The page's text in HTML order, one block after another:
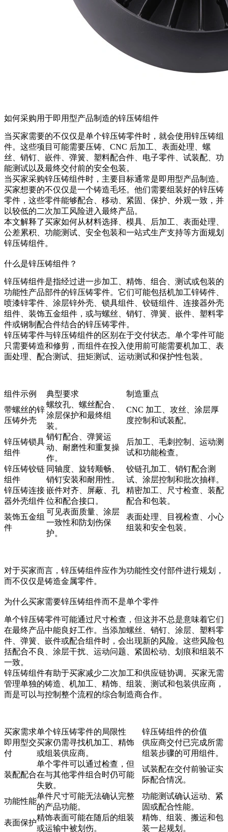
如何采购用于即用型产品制造的锌压铸组件
当买家需要的不仅仅是单个锌压铸零件时，就会使用锌压铸组
件。这些项目可能需要压铸、CNC 后加工、表面处理、螺
丝、销钉、嵌件、弹簧、塑料配合件、电子零件、试装配、功
能测试以及最终交付前的安全包装。
当买家采购锌压铸组件时，主要目标通常是即用型产品制造。
买家想要的不仅仅是一个铸造毛坯。他们需要组装好的锌压铸
零件，这些零件能够配合、移动、紧固、保护、外观一致，并
以较低的二次加工风险进入最终产品。
本文解释了买家如何从材料选择、模具、后加工、表面处理、
公差累积、功能测试、安全包装和一站式生产支持等方面规划
锌压铸组件。
什么是锌压铸组件？
锌压铸组件是指经过进一步加工、精饰、组合、测试或包装的
功能性产品部件的锌压铸零件。它们可能包括机加工锌铸件、
喷漆锌零件、涂层锌外壳、锁具组件、铰链组件、连接器外壳
组件、装饰五金组件，或与螺丝、销钉、弹簧、嵌件、塑料零
件或钢制配合件结合的锌压铸零件。
锌压铸零件与锌压铸组件的区别在于交付状态。单个零件可能
只需要铸造和修剪，而组件在投入使用前可能需要机加工、表
面处理、配合测试、扭矩测试、运动测试和保护性包装。
组件示例 典型要求
制造重点
带螺丝的锌
压铸外壳
螺纹孔、螺丝配合、
涂层保护和最终组
装。
CNC 加工、攻丝、涂层厚
度控制和试装配。
锌压铸锁具
组件
销钉配合、弹簧运
动、耐磨性和重复操
作。
后加工、毛刺控制、运动测
试和功能检查。
锌压铸铰链
组件
同轴度、旋转顺畅、
销钉安装和耐用性。
铰链孔加工、销钉配合测
试、涂层控制和批次抽样。
锌压铸连接
器外壳组件
嵌件对齐、屏蔽、孔
位和配合接口。
精密加工、尺寸检查、装配
配合和包装。
装饰五金组
件
可见表面质量、涂层
一致性和防划伤保
护。
表面处理、目视检查、小心
组装和安全包装。
对于买家而言，锌压铸组件应作为功能性交付部件进行规划，
而不仅仅是铸造金属零件。
为什么买家需要锌压铸组件而不是单个零件
单个锌压铸零件可能通过尺寸检查，但这并不总是意味着它们
在最终产品中能良好工作。当添加螺丝、销钉、涂层、塑料零
件、弹簧、嵌件或配合组件时，会出现新的风险。这些风险包
括配合不良、涂层干扰、运动问题、紧固松动、划痕和组装不
一致。
锌压铸组件有助于买家减少二次加工和供应链协调。买家无需
管理单独的铸造、机加工、精饰、组装、测试和包装供应商，
而是可以与控制整个流程的综合制造商合作。
买家需求单个锌压铸零件的局限性
锌压铸组件的价值
即用型交
付
买家仍需寻找机加工、精饰
或组装供应商。
供应商交付已完成所需
组装步骤的可用组件。
装配配合
单个零件可以通过检查，但
在与其他零件组合时仍可能
失败。
试装配在交付前验证实
际配合情况。
功能性能
单件尺寸可能无法确认完整
的产品功能。
功能测试确认运动、紧
固或配合性能。
表面保护
精饰表面可能在随后的组装
或运输中被划伤。
精饰、组装、搬运和包
装一起规划。